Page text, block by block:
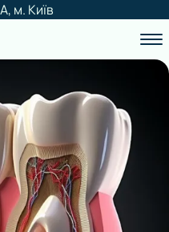
м. Київ